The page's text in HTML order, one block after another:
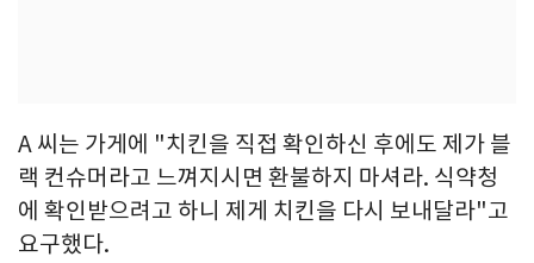
A 씨는 가게에 "치킨을 직접 확인하신 후에도 제가 블
랙 컨슈머라고 느껴지시면 환불하지 마셔라. 식약청
에 확인받으려고 하니 제게 치킨을 다시 보내달라"고
요구했다.